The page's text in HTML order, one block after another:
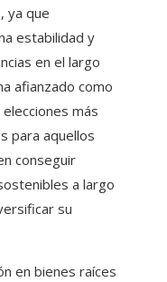
ya que
estabilidad y
en el largo
afianzado como
más
para aquellos
conseguir
a largo
su
en bienes raíces